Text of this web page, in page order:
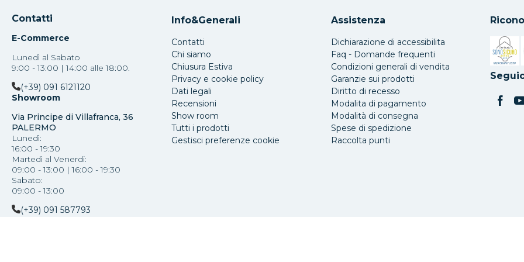
Contatti
E-Commerce
Lunedì al Sabato
9:00 - 13:00 | 14:00 alle 18:00.
(+39) 091 6121120
Showroom
Via Principe di Villafranca, 36
PALERMO
Lunedì:
16:00 - 19:30
Martedì al Venerdi:
09:00 - 13:00 | 16:00 - 19:30
Sabato:
09:00 - 13:00
(+39) 091 587793
Info&Generali
Contatti
Chi siamo
Chiusura Estiva
Privacy e cookie policy
Dati legali
Recensioni
Show room
Tutti i prodotti
Gestisci preferenze cookie
Assistenza
Dichiarazione di accessibilita
Faq - Domande frequenti
Condizioni generali di vendita
Garanzie sui prodotti
Diritto di recesso
Modalita di pagamento
Modalità di consegna
Spese di spedizione
Raccolta punti
Si apre